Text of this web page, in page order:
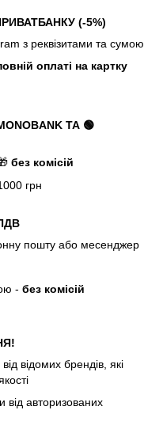
(-5%)
з реквізитами та сумою
оплаті на картку
ТА 🟢
без комісій
грн
пошту або месенджер
- без комісій
від відомих брендів, які
від авторизованих